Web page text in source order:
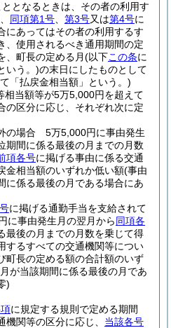
となるときは、その者の利用す
同項第1号 第3号又は第4号に
にあってはその者の利用するす
、使用されるべき通用期間の定
、町長の定める月(以下この条に
いう。)の末日にしたものとして
「払戻金相当額」という。)
相当額等が5万5,000円を超えて
の区分に応じ、それぞれ次に定
の場合 5万5,000円に事由発生
期間に係る最後の月までの月数
項各号に掲げる事由に係る交通
金相当額のいずれか低い額(事由
に係る最後の月である場合にあ
に掲げる通勤手当を支給されて
事由発生月の翌月から同項各
最後の月までの月数を乗じて得
するすべての交通機関等につい
町長の定める額の合計額のいず
が当該期間に係る最後の月であ
)
に規定する規則で定める期間
機関等の区分に応じ、 当該各号